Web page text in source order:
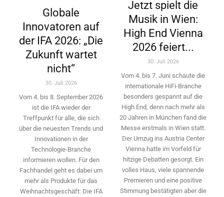
Globale
Innovatoren auf
der IFA 2026: „Die
Zukunft wartet
nicht“
30. Juli 2026
Vom 4. bis 8. September 2026
ist die IFA wieder der
Treffpunkt für alle, die sich
über die neuesten Trends und
Innovationen in der
Technologie-­Branche
informieren wollen. Für den
Fachhandel geht es dabei um
mehr als Produkte für das
Weihnachtsgeschäft: Die IFA
Jetzt spielt die
Musik in Wien:
High End Vienna
2026 feiert...
30. Juli 2026
Vom 4. bis 7. Juni schaute die
internationale HiFi-Branche
besonders gespannt auf die
High End, denn nach mehr als
20 Jahren in München fand die
Messe erstmals in Wien statt.
Der Umzug ins Austria Center
Vienna hatte im Vorfeld für
hitzige Debatten gesorgt. Ein
volles Haus, viele spannende
Premieren und eine positive
Stimmung bestätigten aber die